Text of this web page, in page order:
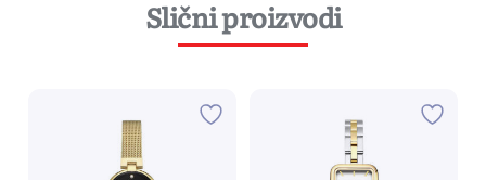
Slični proizvodi